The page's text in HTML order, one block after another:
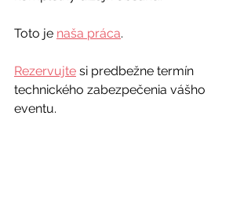
Toto je naša práca.
Rezervujte si predbežne termín
technického zabezpečenia vášho
eventu.